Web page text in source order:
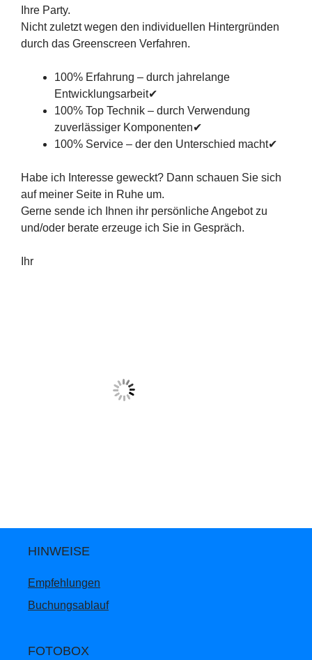
Ihre Party.
Nicht zuletzt wegen den individuellen Hintergründen
durch das Greenscreen Verfahren.
100% Erfahrung – durch jahrelange
Entwicklungsarbeit✔
100% Top Technik – durch Verwendung
zuverlässiger Komponenten✔
100% Service – der den Unterschied macht✔
Habe ich Interesse geweckt? Dann schauen Sie sich
auf meiner Seite in Ruhe um.
Gerne sende ich Ihnen ihr persönliche Angebot zu
und/oder berate erzeuge ich Sie in Gespräch.
Ihr
HINWEISE
Empfehlungen
Buchungsablauf
FOTOBOX